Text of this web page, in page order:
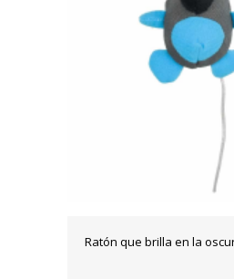
Ratón que brilla en la